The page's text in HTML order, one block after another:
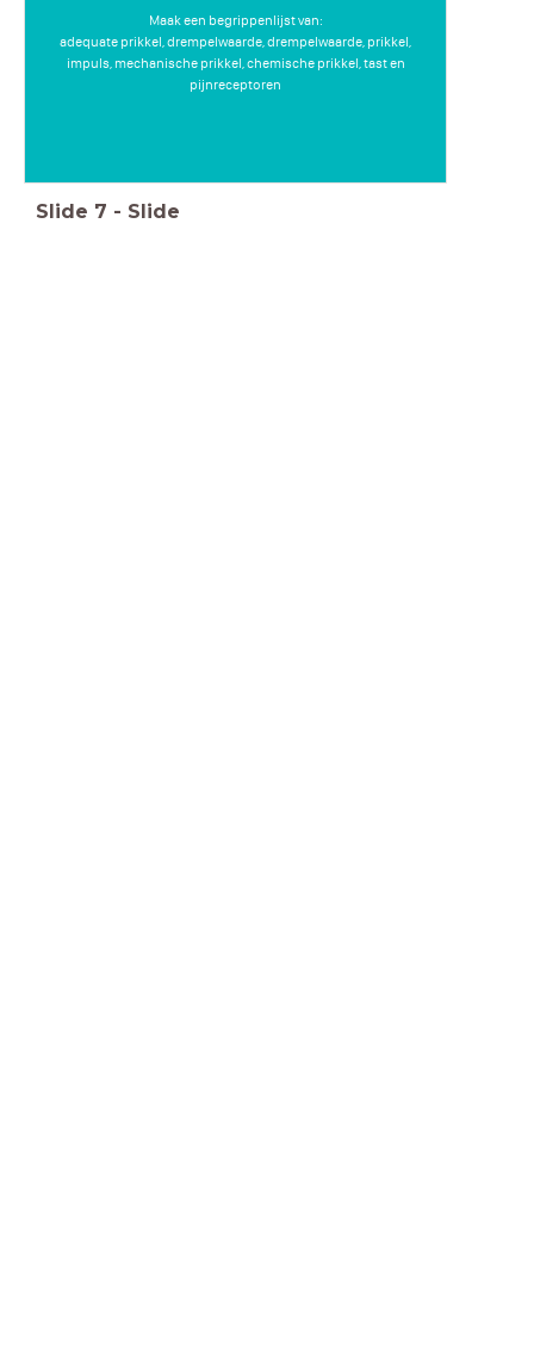
Maak een begrippenlijst van:
adequate prikkel, drempelwaarde, drempelwaarde, prikkel,
impuls, mechanische prikkel, chemische prikkel, tast en
pijnreceptoren
Slide 7 - Slide